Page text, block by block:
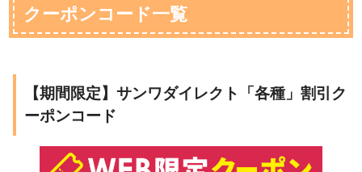
クーポンコード一覧
【期間限定】サンワダイレクト「各種」割引ク
ーポンコード